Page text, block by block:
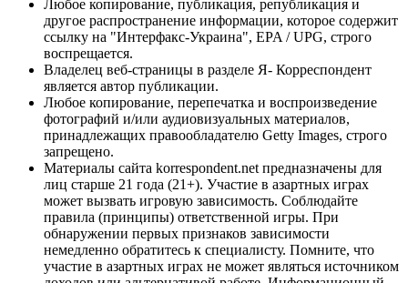
Любое копирование, публикация, републикация и
другое распространение информации, которое содержит
ссылку на "Интерфакс-Украина", EPA / UPG, строго
воспрещается.
Владелец веб-страницы в разделе Я- Корреспондент
является автор публикации.
Любое копирование, перепечатка и воспроизведение
фотографий и/или аудиовизуальных материалов,
принадлежащих правообладателю Getty Images, строго
запрещено.
Материалы сайта korrespondent.net предназначены для
лиц старше 21 года (21+). Участие в азартных играх
может вызвать игровую зависимость. Соблюдайте
правила (принципы) ответственной игры. При
обнаружении первых признаков зависимости
немедленно обратитесь к специалисту. Помните, что
участие в азартных играх не может являться источником